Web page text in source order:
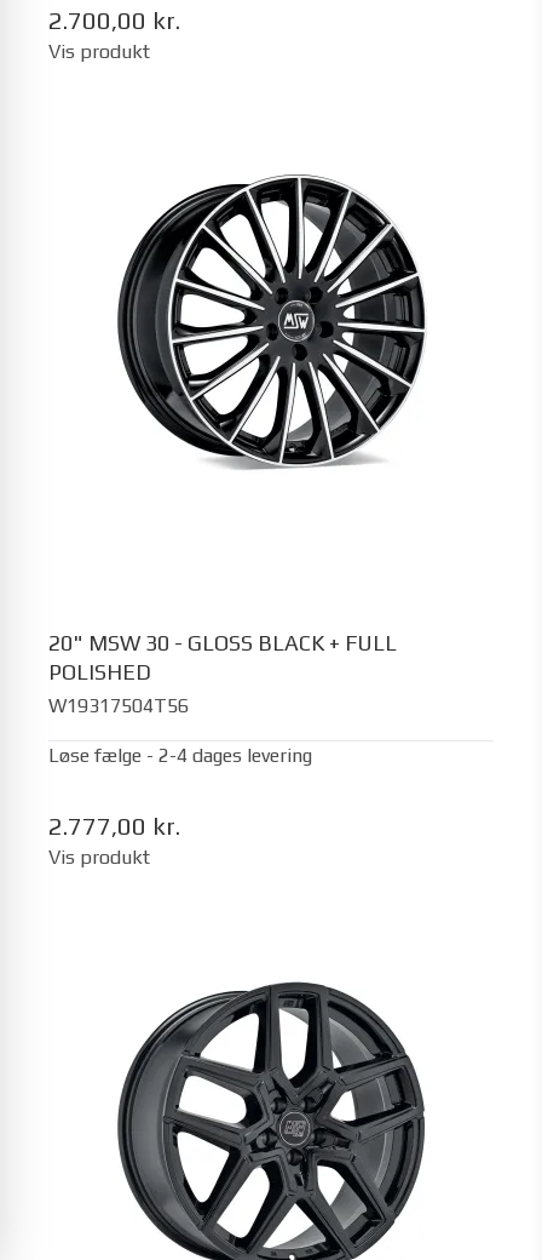
2.700,00 kr.
Vis produkt
20" MSW 30 - GLOSS BLACK + FULL
POLISHED
W19317504T56
Løse fælge - 2-4 dages levering
2.777,00 kr.
Vis produkt